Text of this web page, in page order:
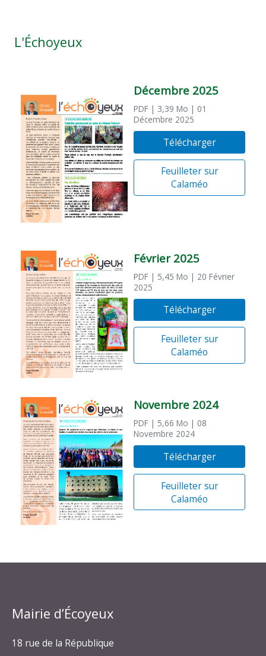
L'Échoyeux
Décembre 2025
PDF | 3,39 Mo | 01
Décembre 2025
Télécharger
Feuilleter sur
Calaméo
Février 2025
PDF | 5,45 Mo | 20 Février
2025
Télécharger
Feuilleter sur
Calaméo
Novembre 2024
PDF | 5,66 Mo | 08
Novembre 2024
Télécharger
Feuilleter sur
Calaméo
Mairie d’Écoyeux
18 rue de la République